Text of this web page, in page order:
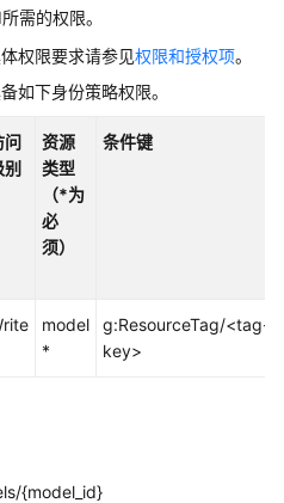
需的权限。
权限要求请参见权限和授权项。
如下身份策略权限。
问
资源
类型
（*为
必
须）
条件键
model
*
g:ResourceTag/<tag-
key>
{model_id}